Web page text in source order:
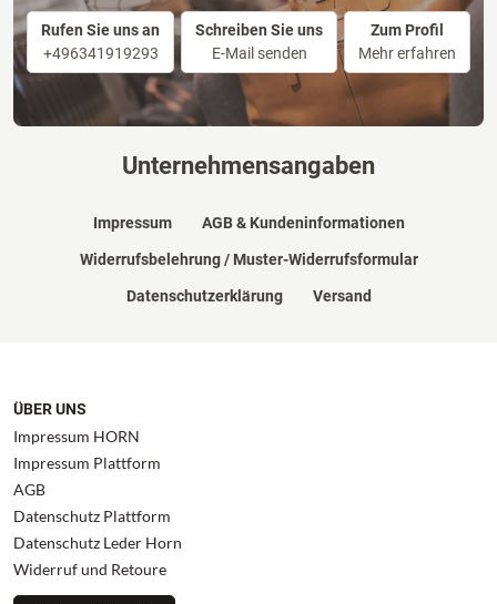
Rufen Sie uns an
+496341919293
Schreiben Sie uns
E-Mail senden
Zum Profil
Mehr erfahren
Unternehmensangaben
Impressum AGB & Kundeninformationen
Widerrufsbelehrung / Muster-Widerrufsformular
Datenschutzerklärung Versand
ÜBER UNS
Impressum HORN
Impressum Plattform
AGB
Datenschutz Plattform
Datenschutz Leder Horn
Widerruf und Retoure